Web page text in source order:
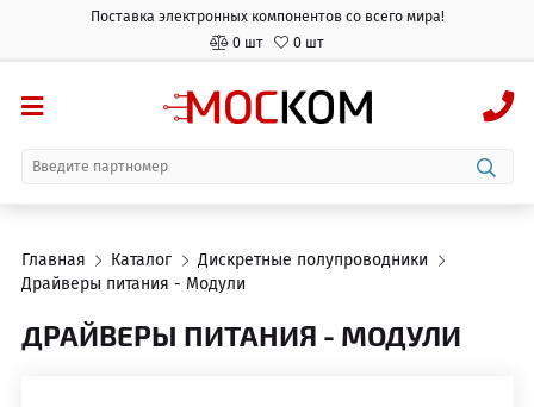
Поставка электронных компонентов со всего мира!
0 шт
0 шт
ДРАЙВЕРЫ ПИТАНИЯ - МОДУЛИ
Главная Каталог
Дискретные полупроводники
Драйверы питания - Модули